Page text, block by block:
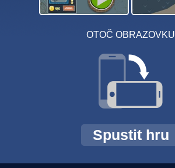
OTOČ OBRAZOVKU
Spustit hru